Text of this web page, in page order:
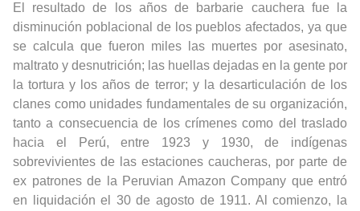
El resultado de los años de barbarie cauchera fue la
disminución poblacional de los pueblos afectados, ya que
se calcula que fueron miles las muertes por asesinato,
maltrato y desnutrición; las huellas dejadas en la gente por
la tortura y los años de terror; y la desarticulación de los
clanes como unidades fundamentales de su organización,
tanto a consecuencia de los crímenes como del traslado
hacia el Perú, entre 1923 y 1930, de indígenas
sobrevivientes de las estaciones caucheras, por parte de
ex patrones de la Peruvian Amazon Company que entró
en liquidación el 30 de agosto de 1911. Al comienzo, la